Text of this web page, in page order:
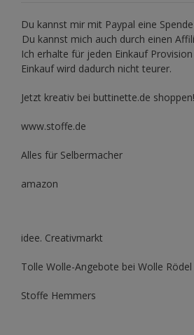
Du kannst mir mit Paypal eine
Du kannst mich auch durch einen
Ich erhalte für jeden Einkauf
Einkauf wird dadurch nicht teurer.
Jetzt kreativ bei buttinette.de shoppen!
www.stoffe.de
Alles für Selbermacher
amazon
idee. Creativmarkt
Tolle Wolle-Angebote bei Wolle Rödel
Stoffe Hemmers